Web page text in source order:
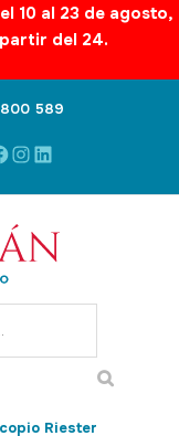
10 al 23 de agosto,
del 24.
589
Instagram
LinkedIn
Riester